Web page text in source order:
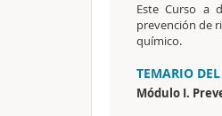
Este Curso a
prevención de
químico.
TEMARIO
Módulo I.